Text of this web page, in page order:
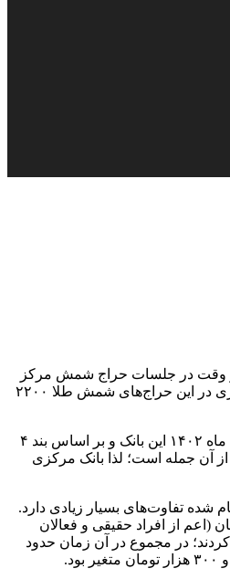
هر وقت در جلسات حراج شمش مرکز
مبادله ایران بخش خصوصی تمایلی برای خرید شمش نداشته، بانک مرکزی برای انجام وظایف محوله خود ورود و اقدام به خرید شمش کرده به طوری که تاکنون بانک مرکزی در این حراج‌های شمش طلا ۲۲۰۰
بنا بر این گزارش اصغر بالسینی در خصوص مسائل مطرح شده درباره پیش فروش سکه این مرکز نکاتی را مطرح کرد و گفت: بانک مرکزی بر اساس قانون مصوب خرداد ماه ۱۴۰۲ این بانک و بر اساس بند ۴
آن جمله است؛ لذا بانک مرکزی
ایران با اشاره به تفاوت‌های این طرح پیش فروش با آنچه که در سال‌های قبل انجام شده گفت: اساساً این طرح با آنچه که در سال‌های دهه ۱۳۹۰ انجام شده تفاوت‌های بسیار زیادی دارد.
متقاضیان (اعم از افراد حقیقی و فعالان
در مجموع در آن زمان حدود